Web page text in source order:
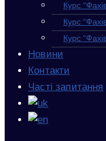
Курс
Курс
Курс
Новини
Контакти
Часті запитання